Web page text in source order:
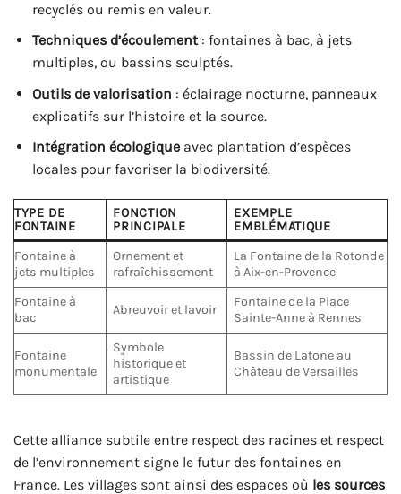
recyclés ou remis en valeur.
Techniques d’écoulement: fontaines à bac, à jets
multiples, ou bassins sculptés.
Outils de valorisation : éclairage nocturne, panneaux
explicatifs sur l’histoire et la source.
Intégration écologiqueavec plantation d’espèces
locales pour favoriser la biodiversité.
TYPE DE
FONTAINE
FONCTION
PRINCIPALE
EXEMPLE
EMBLÉMATIQUE
Fontaine à
jets multiples
Ornement et
rafraîchissement
La Fontaine de la Rotonde
à Aix-en-Provence
Fontaine à
bac
Abreuvoir et lavoir
Fontaine de la Place
Sainte-Anne à Rennes
Fontaine
monumentale
Symbole
historique et
artistique
Bassin de Latone au
Château de Versailles
Cette alliance subtile entre respect des racines et respect
de l’environnement signe le futur des fontaines en
France. Les villages sont ainsi des espaces où les sources